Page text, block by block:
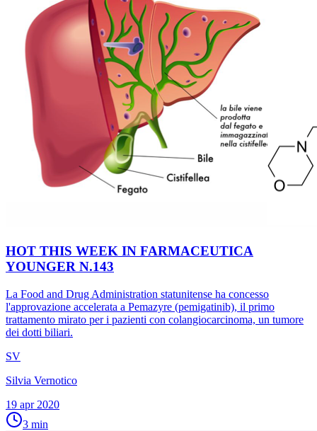
HOT THIS WEEK IN FARMACEUTICA
YOUNGER N.143
La Food and Drug Administration statunitense ha concesso
l'approvazione accelerata a Pemazyre (pemigatinib), il primo
trattamento mirato per i pazienti con colangiocarcinoma, un tumore
dei dotti biliari.
SV
Silvia Vernotico
19 apr 2020
3 min